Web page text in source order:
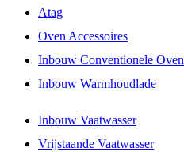
Atag
Oven Accessoires
Inbouw Conventionele Oven
Inbouw Warmhoudlade
Inbouw Vaatwasser
Vrijstaande Vaatwasser